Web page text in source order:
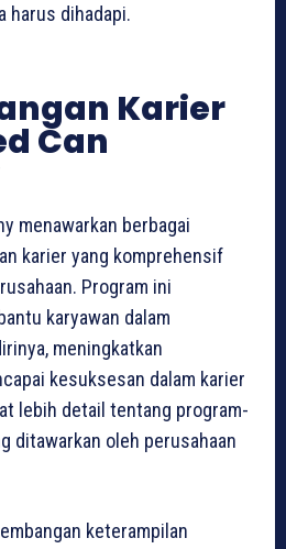
harus dihadapi.
Karier
Can
menawarkan berbagai
karier yang komprehensif
Program ini
karyawan dalam
meningkatkan
kesuksesan dalam karier
lebih detail tentang program-
ditawarkan oleh perusahaan
keterampilan